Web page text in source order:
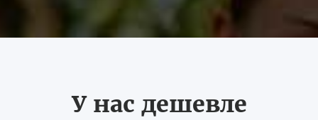
У нас дешевле